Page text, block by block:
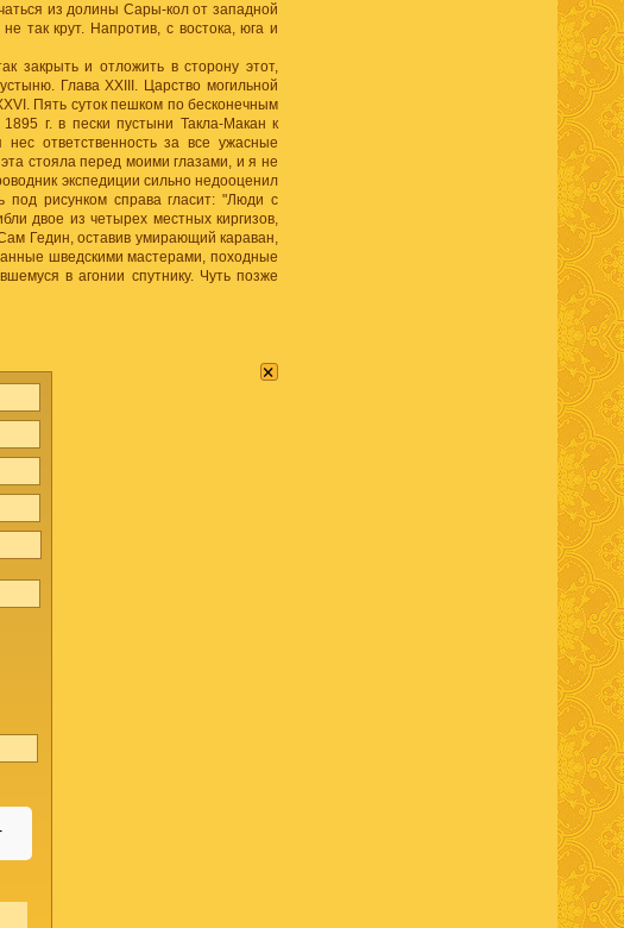
из долины Сары-кол от западной
так крут. Напротив, с востока, юга и
закрыть и отложить в сторону этот,
Глава XXIII. Царство могильной
Пять суток пешком по бесконечным
г. в пески пустыни Такла-Макан к
ответственность за все ужасные
стояла перед моими глазами, и я не
экспедиции сильно недооценил
под рисунком справа гласит: "Люди с
двое из четырех местных киргизов,
Гедин, оставив умирающий караван,
шведскими мастерами, походные
в агонии спутнику. Чуть позже
×